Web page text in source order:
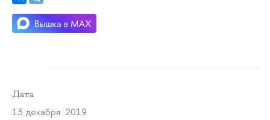
Дата
13 декабря 2019